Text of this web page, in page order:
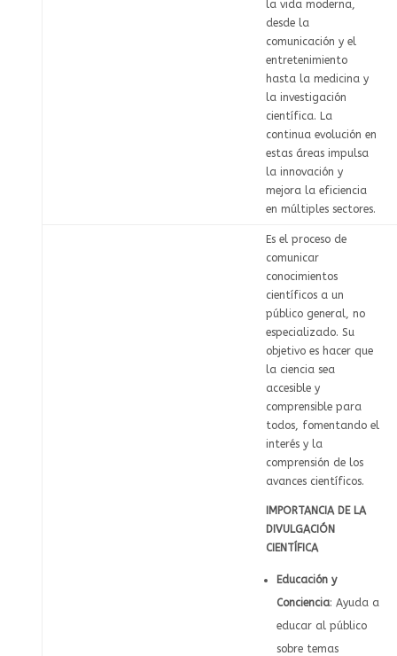
la vida moderna,
desde la
comunicación y el
entretenimiento
hasta la medicina y
la investigación
científica. La
continua evolución en
estas áreas impulsa
la innovación y
mejora la eficiencia
en múltiples sectores.
Es el proceso de
comunicar
conocimientos
científicos a un
público general, no
especializado. Su
objetivo es hacer que
la ciencia sea
accesible y
comprensible para
todos, fomentando el
interés y la
comprensión de los
avances científicos.
IMPORTANCIA DE LA
DIVULGACIÓN
CIENTÍFICA
Educación y
Conciencia: Ayuda a
educar al público
sobre temas